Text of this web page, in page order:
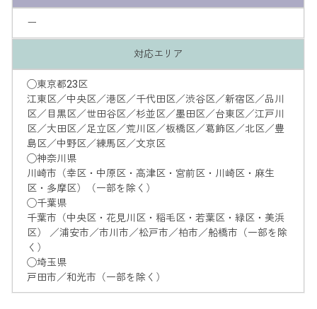
ー
対応エリア
◯東京都23区
江東区／中央区／港区／千代田区／渋谷区／新宿区／品川
区／目黒区／世田谷区／杉並区／墨田区／台東区／江戸川
区／大田区／足立区／荒川区／板橋区／葛飾区／北区／豊
島区／中野区／練馬区／文京区
◯神奈川県
川崎市（幸区・中原区・高津区・宮前区・川崎区・麻生
区・多摩区）（一部を除く）
◯千葉県
千葉市（中央区・花見川区・稲毛区・若葉区・緑区・美浜
区） ／浦安市／市川市／松戸市／柏市／船橋市（一部を除
く）
◯埼玉県
戸田市／和光市（一部を除く）